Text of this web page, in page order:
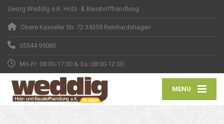
Georg Weddig e.K. Holz- & Baustoffhandlung
Obere Kasseler Str. 72 34359 Reinhardshagen
05544 95080
Mo-Fr: 08:00-17:00 & Sa: 08:00-12.00
MENU